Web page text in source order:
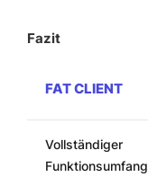
Fazit
FAT CLIENT
Vollständiger
Funktionsumfang